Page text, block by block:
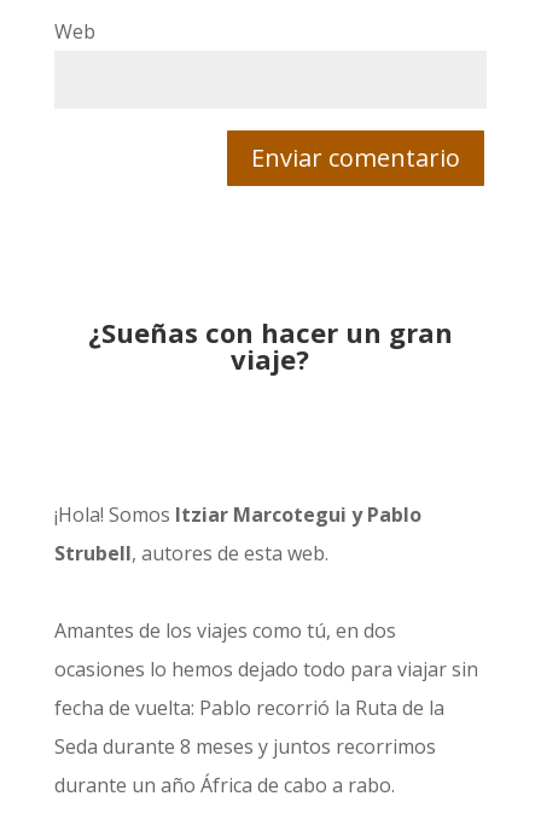
Web
¿Sueñas con hacer un gran
viaje?
¡Hola! Somos Itziar Marcotegui y Pablo
Strubell, autores de esta web.
Amantes de los viajes como tú, en dos
ocasiones lo hemos dejado todo para viajar sin
fecha de vuelta: Pablo recorrió la Ruta de la
Seda durante 8 meses y juntos recorrimos
durante un año África de cabo a rabo.